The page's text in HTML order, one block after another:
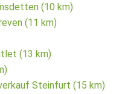
(10 km)
(11 km)
(13 km)
Steinfurt (15 km)